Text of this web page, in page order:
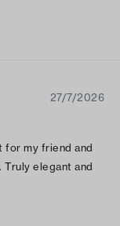
27/7/2026
for my friend and
elegant and